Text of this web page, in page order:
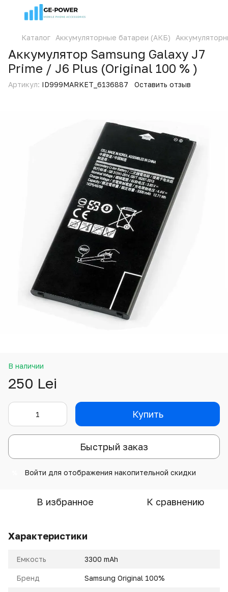
Каталог Аккумуляторные батареи (АКБ)
Аккумулятор Samsung Galaxy J7
Prime / J6 Plus (Original 100 % )
Артикул: ID999MARKET_6136887 Оставить отзыв
В наличии
250 Lei
Купить
Быстрый заказ
Войти для отображения накопительной скидки
В избранное К сравнению
Характеристики
Емкость 3300 mAh
Бренд Samsung Original 100%